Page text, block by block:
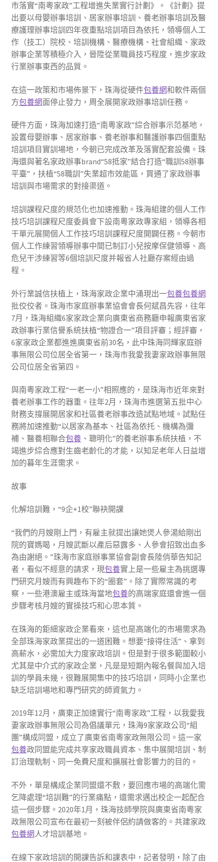
市落實“南粵家政”工程增進失業實行計劃》。《計劃》提
出要以母嬰辦事培訓、居家辦事培訓、養老辦事培訓及醫
療護理辦事培訓四年夜重點培訓項目為依托，領導個人工
作（技工）院校、培訓機構、醫療機構、社會組織、家政
辦事企業等積極介入，晉陞從業職員技巧程度，進步家政
行業辦事東西的品質。
在這一政策和市場佈景下，珠海從硬件包養網和軟件兩個
方包養網面停止發力，周全展開家政辦事培訓任務。
硬件方面，珠海加速打造“南粵家政”綜合辦事示范基地，
設置母嬰辦事、居家辦事、養老辦事和醫護辦事四個重點
培訓項目實訓場地，今朝已完成改革及落實配套設備。珠
海還與著名家政辦事brand“58抵家”結合打造“職訓58辦事
平臺”，扶植“58職訓”失業超市效能區，買通了家政辦事
培訓與市場需求的對接渠道。
培訓課程尺度的規范化也加速推動。珠海組建的個人工作
技巧培訓課程尺度委員會下設南粵家政專家組，領導各相
干單元展開個人工作技巧培訓課程尺度開闢任務。今朝市
個人工作練習領導辦事中間已制訂小兒按摩保健領導、高
危兒干涉練習等6個培訓尺度并報省人社廳存案經由過
程。
外行業誠信扶植上，珠海家政企業中涌現出一包養包養網
批佼佼者。珠海市家庭辦事業協會會長何斌昌先容，往年
7月，珠海組織6家家政企業向廣東省商務廳申報廣東省家
政辦事行業信譽系統扶植“物證合一”項目評審；經評審，
6家家政企業都進進廣東省前30名，此中珠海同輝家庭辦
事無限公司位居全省第一，珠海市我愛我妻家政辦事無限
公司位居全省第四。
與南粵家政工程“一老一小”相照應的，是珠海市近年來對
養老辦事工作的器重。往年2月，珠海市進選第五批中心
財務支撐展開居家和社區養老辦事改造試點地域。試點任
務將加速推動“以居家為基本、社區為依托、機構為彌
補、醫養相聯合包養、聰明化”的養老辦事系統扶植，不
竭進步綜合應對生齒老齡化的才能，以知足老年人日益增
加的暮年生涯需求。
故事
化解培訓難，“9企+1校”聯袂開課
“我們的月嫂剛上門，有雇主就提出讓她煲人參湯給剛出
院的寶媽喝，月嫂武斷以產后惡露多、人參會招致出血多
為由謝絕。”珠海市家庭辦事業協會副會長陸俏華告知記
者，看似不經意的請求，現包養實上是一些雇主為挑選專
門研究月嫂而有興趣布下的“圈套”。除了實際常識的考
察，一些港澳雇主或珠海當地包養的高端家庭還會進一個
步驟考核月嫂的實操技巧和心思本質。
在珠海的鉅細家政企業看來，這也是高端化的市場需求為
全部珠海家政業提出的一道困難。想要“接得住活”、拿到
高薪水，必需加大力度家政培訓。但是對于很多範圍較小
尤其是中介式的家政企業，凡是是短期內報名餐與加入培
訓的學員未幾，很難展開集中的技巧培訓，同時小企業也
缺乏培訓場地和專門研究的師資氣力。
2019年12月，廣東正加速實行“南粵家政”工程，以我愛我
妻家政辦事無限公司為倡議單元，珠海9家家政公司“組
團”構成同盟，成立了廣東省南粵家政無限公司。這一家
包養政同盟能完成共享家政職員資本、集中展開培訓、制
訂治理軌制、同一免費尺度和擴展社會影響力的目的。
不外，單是構成企業同盟還不敷，要回應市場的高端化需
乞降處理“培訓難”的行業痛點，還需求邁出校企一起配合
這一個步驟。2020年1月，珠海技師學院與廣東省南粵家
政無限公司宣布在最初一刻被伴侶約請做客的。共建家政
包養網人才培訓基地。
在線下家政培訓的開課告訴和課表中，記者發明，除了由